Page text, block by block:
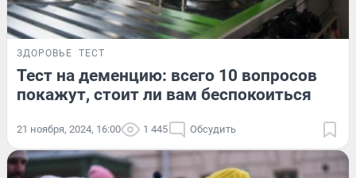
ЗДОРОВЬЕ ТЕСТ
Тест на деменцию: всего 10 вопросов
покажут, стоит ли вам беспокоиться
21 ноября, 2024, 16:00 1 445 Обсудить